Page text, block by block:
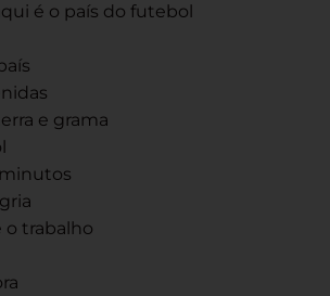
é o país do futebol
e grama
o trabalho